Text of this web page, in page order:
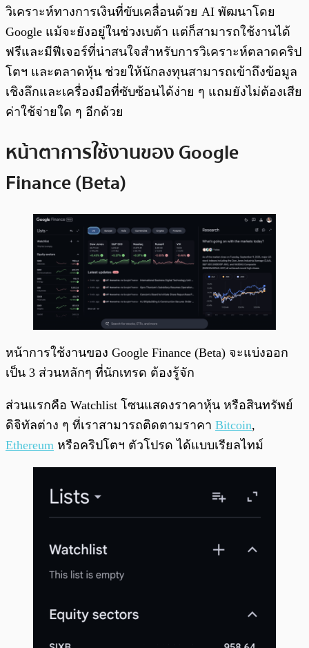
วิเคราะห์ทางการเงินที่ขับเคลื่อนด้วย AI พัฒนาโดย
Google แม้จะยังอยู่ในช่วงเบต้า แต่ก็สามารถใช้งานได้
ฟรีและมีฟีเจอร์ที่น่าสนใจสำหรับการวิเคราะห์ตลาดคริป
โตฯ และตลาดหุ้น ช่วยให้นักลงทุนสามารถเข้าถึงข้อมูล
เชิงลึกและเครื่องมือที่ซับซ้อนได้ง่าย ๆ แถมยังไม่ต้องเสีย
ค่าใช้จ่ายใด ๆ อีกด้วย
หน้าตาการใช้งานของ Google
Finance (Beta)
หน้าการใช้งานของ Google Finance (Beta) จะแบ่งออก
เป็น 3 ส่วนหลักๆ ที่นักเทรด ต้องรู้จัก
ส่วนแรกคือ Watchlist โซนแสดงราคาหุ้น หรือสินทรัพย์
ดิจิทัลต่าง ๆ ที่เราสามารถติดตามราคา Bitcoin,
Ethereum หรือคริปโตฯ ตัวโปรด ได้แบบเรียลไทม์